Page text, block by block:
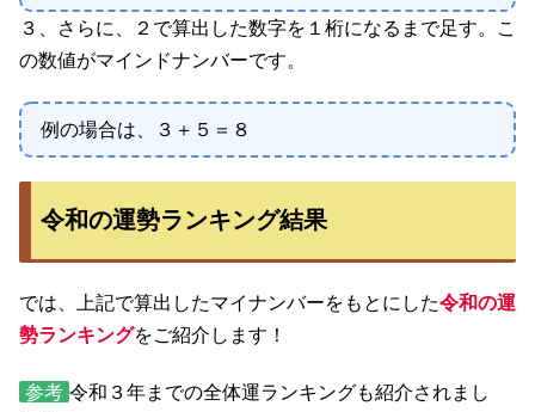
３、さらに、２で算出した数字を１桁になるまで足す。こ
の数値がマインドナンバーです。
例の場合は、３＋５＝８
令和の運勢ランキング結果
では、上記で算出したマイナンバーをもとにした令和の運
勢ランキングをご紹介します！
参考 令和３年までの全体運ランキングも紹介されまし